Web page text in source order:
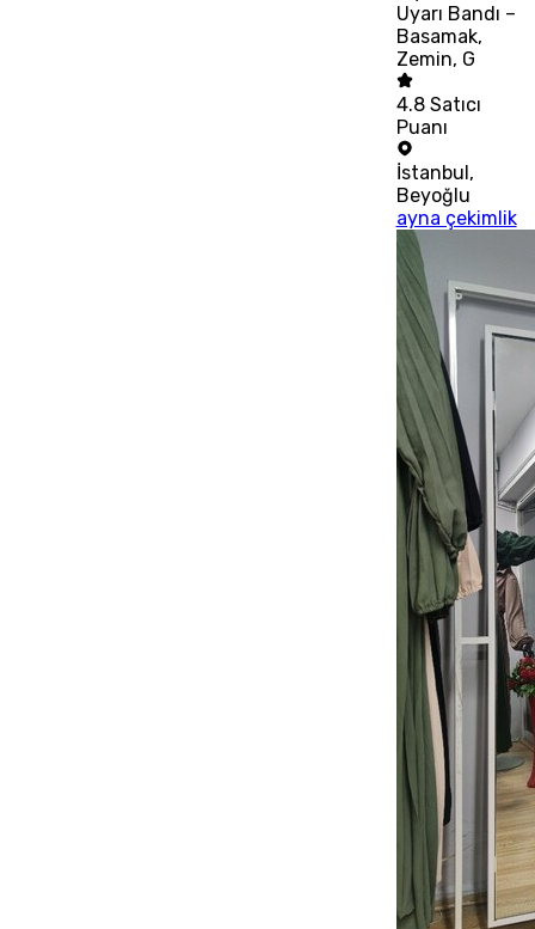
Uyarı Bandı –
Basamak,
Zemin, G
4.8 Satıcı
Puanı
İstanbul,
Beyoğlu
ayna çekimlik